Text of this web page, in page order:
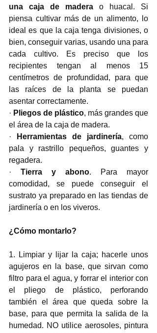
una caja de madera o huacal. Si
piensa cultivar más de un alimento, lo
ideal es que la caja tenga divisiones, o
bien, conseguir varias, usando una para
cada cultivo. Es preciso que los
recipientes tengan al menos 15
centímetros de profundidad, para que
las raíces de la planta se puedan
asentar correctamente.
· Pliegos de plástico, más grandes que
el área de la caja de madera.
·
Herramientas de jardinería, como
pala y rastrillo pequeños, guantes y
regadera.
· Tierra y abono. Para mayor
comodidad, se puede conseguir el
sustrato ya preparado en las tiendas de
jardinería o en los viveros.
¿Cómo montarlo?
1. Limpiar y lijar la caja; hacerle unos
agujeros en la base, que sirvan como
filtro para el agua, y forrar el interior con
el pliego de plástico, perforando
también el área que queda sobre la
base, para que permita la salida de la
humedad. NO utilice aerosoles, pintura